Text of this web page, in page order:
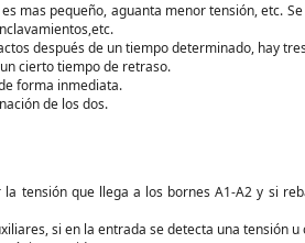
mas pequeño, aguanta menor tensión, etc.
después de un tiempo determinado, hay
cierto tiempo de retraso.
forma inmediata.
de los dos.
tensión que llega a los bornes A1-A2 y si
si en la entrada se detecta una tensión